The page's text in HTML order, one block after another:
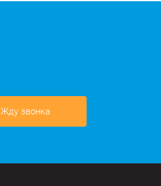
Жду звонка